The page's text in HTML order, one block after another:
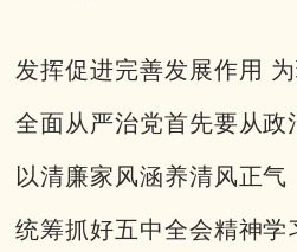
发挥促进完善发展作用
全面从严治党首先要从政
以清廉家风涵养清风正气
统筹抓好五中全会精神学